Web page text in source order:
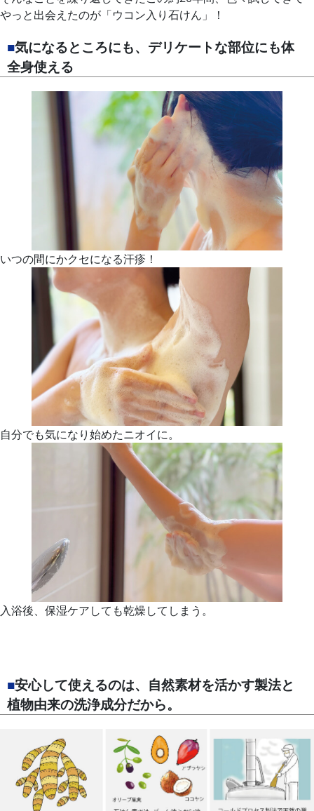
やっと出会えたのが「ウコン入り石けん」！
■気になるところにも、デリケートな部位にも体
全身使える
いつの間にかクセになる汗疹！
自分でも気になり始めたニオイに。
入浴後、保湿ケアしても乾燥してしまう。
■安心して使えるのは、自然素材を活かす製法と
植物由来の洗浄成分だから。